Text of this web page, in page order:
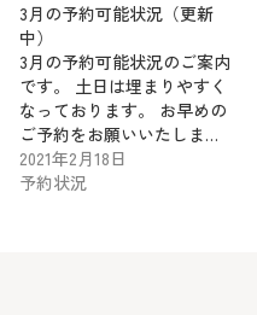
3月の予約可能状況（更新
中）
3月の予約可能状況のご案内
です。 土日は埋まりやすく
なっております。 お早めの
ご予約をお願いいたしま…
2021年2月18日
予約状況